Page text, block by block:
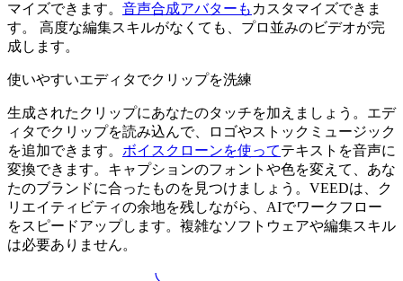
マイズできます。 音声合成アバターも カスタマイズできま
す。 高度な編集スキルがなくても、プロ並みのビデオが完
成します。
使いやすいエディタでクリップを洗練
生成されたクリップにあなたのタッチを加えましょう。エデ
ィタでクリップを読み込んで、ロゴやストックミュージック
を追加できます。 ボイスクローンを使ってテキストを音声に
変換できます。キャプションのフォントや色を変えて、あな
たのブランドに合ったものを見つけましょう。VEEDは、ク
リエイティビティの余地を残しながら、AIでワークフロー
をスピードアップします。複雑なソフトウェアや編集スキル
は必要ありません。